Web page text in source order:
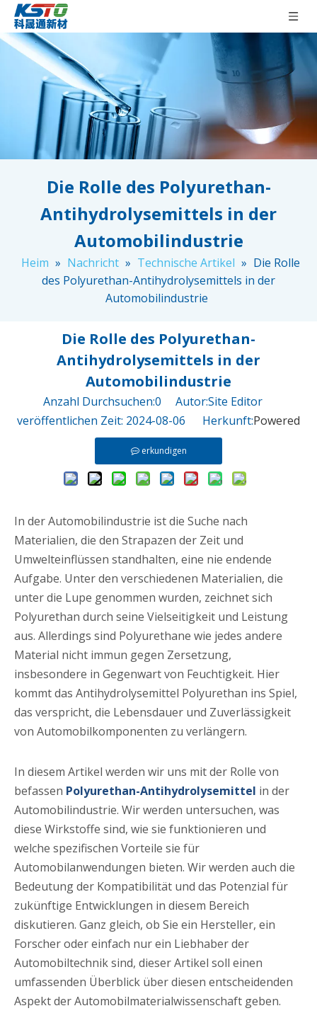
Die Rolle des Polyurethan-
Antihydrolysemittels in der
Automobilindustrie
Heim » Nachricht » Technische Artikel » Die Rolle
des Polyurethan-Antihydrolysemittels in der
Automobilindustrie
Die Rolle des Polyurethan-
Antihydrolysemittels in der
Automobilindustrie
Anzahl Durchsuchen:0 Autor:Site Editor
veröffentlichen Zeit: 2024-08-06 Herkunft:Powered
erkundigen
In der Automobilindustrie ist die Suche nach
Materialien, die den Strapazen der Zeit und
Umwelteinflüssen standhalten, eine nie endende
Aufgabe. Unter den verschiedenen Materialien, die
unter die Lupe genommen wurden, zeichnet sich
Polyurethan durch seine Vielseitigkeit und Leistung
aus. Allerdings sind Polyurethane wie jedes andere
Material nicht immun gegen Zersetzung,
insbesondere in Gegenwart von Feuchtigkeit. Hier
kommt das Antihydrolysemittel Polyurethan ins Spiel,
das verspricht, die Lebensdauer und Zuverlässigkeit
von Automobilkomponenten zu verlängern.
In diesem Artikel werden wir uns mit der Rolle von
befassen Polyurethan-Antihydrolysemittel in der
Automobilindustrie. Wir werden untersuchen, was
diese Wirkstoffe sind, wie sie funktionieren und
welche spezifischen Vorteile sie für
Automobilanwendungen bieten. Wir werden auch die
Bedeutung der Kompatibilität und das Potenzial für
zukünftige Entwicklungen in diesem Bereich
diskutieren. Ganz gleich, ob Sie ein Hersteller, ein
Forscher oder einfach nur ein Liebhaber der
Automobiltechnik sind, dieser Artikel soll einen
umfassenden Überblick über diesen entscheidenden
Aspekt der Automobilmaterialwissenschaft geben.